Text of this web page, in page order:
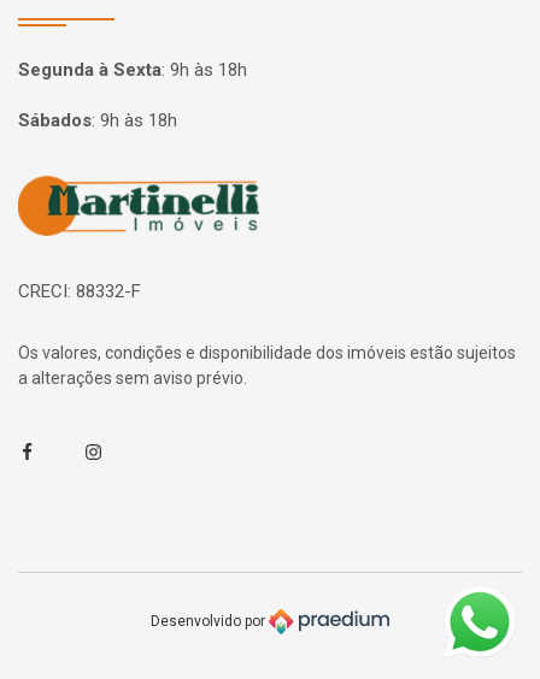
Segunda à Sexta: 9h às 18h
Sábados: 9h às 18h
Página inicial
CRECI: 88332-F
Os valores, condições e disponibilidade dos imóveis estão sujeitos
a alterações sem aviso prévio.
FacebookInstagram
Desenvolvido por